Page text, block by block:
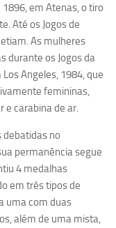
em Atenas, o tiro
Até os Jogos de
As mulheres
durante os Jogos da
Angeles, 1984, que
femininas,
e carabina de ar.
debatidas no
permanência segue
4 medalhas
em três tipos de
uma com duas
além de uma mista,